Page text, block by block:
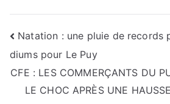
Navigation
de
l’article
Natation : une pluie de records
diums pour Le Puy
CFE : LES COMMERÇANTS DU
LE CHOC APRÈS UNE